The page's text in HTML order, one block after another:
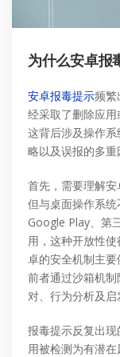
为什么安卓报
安卓报毒提示频繁
经采取了删除应用
这背后涉及操作
略以及误报的多重
首先，需要理解安
但与桌面操作系
Google Play、第
用，这种开放性
卓的安全机制主要
前者通过沙箱机
对、行为分析及启
报毒提示反复出
用被检测为有潜